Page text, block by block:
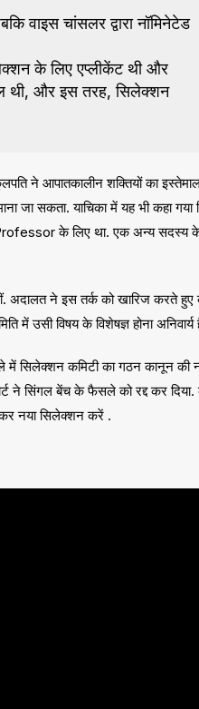
वाइस चांसलर द्वारा नॉमिनेटेड
के लिए एप्लीकेंट थी और
थी, और इस तरह, सिलेक्शन
ने आपातकालीन शक्तियों का
जा सकता. याचिका में यह भी कहा गया
Professor के लिए था. एक अन्य सदस्य
अदालत ने इस तर्क को खारिज करते हुए
उसी विषय के विशेषज्ञ होना अनिवार्य
में सिलेक्शन कमिटी का गठन कानून की
ने सिंगल बेंच के फैसले को रद्द कर दिया.
नया सिलेक्शन करें .